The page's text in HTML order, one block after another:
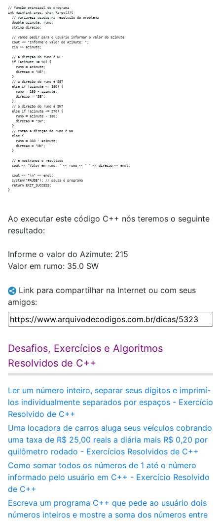
// função principal do programa
int main(int argc, char *argv[]){
  // variáveis usadas na resolução do problema
  double azimute, rumo;
  string direcao;
  // vamos pedir para o usuário informar o valor do azimute
  cout << "Informe o valor do Azimute: ";
  cin >> azimute;
  // a direção do rumo é NE?
  if (azimute <= 90) {
    rumo = azimute;
    direcao = "NE";
  }
  // a direção do rumo é SE?
  else if (azimute <= 180) {
    rumo = 180 - azimute;
    direcao = "SE";
  }
  // a direção do rumo é SW?
  else if (azimute <= 270) {
    rumo = azimute - 180;
    direcao = "SW";
  }
  // então a direção do rumo é NW
  else {
    rumo = 360 - azimute;
    direcao = "NW";
  }
  // e mostramos o resultado
  cout << "Valor em rumo: " << rumo << " " << direcao << endl;
  cout << "\n" << endl;
  system("PAUSE"); // pausa o programa
  return EXIT_SUCCESS;
Ao executar este código C++ nós teremos o seguinte
resultado:
Informe o valor do Azimute: 215
Valor em rumo: 35.0 SW
Link para compartilhar na Internet ou com seus
amigos:
Desafios, Exercícios e Algoritmos
Resolvidos de C++
Ler um número inteiro, separar seus dígitos e imprimí-
los individualmente separados por espaços - Exercício
Resolvido de C++
Uma locadora de carros aluga seus veículos cobrando
uma taxa de R$ 25,00 reais a diária mais R$ 0,20 por
quilômetro rodado - Exercícios Resolvidos de C++
Como somar todos os números de 1 até o número
informado pelo usuário em C++ - Exercício Resolvido
de C++
Escreva um programa C++ que pede ao usuário dois
números inteiros e mostre a soma dos números entre